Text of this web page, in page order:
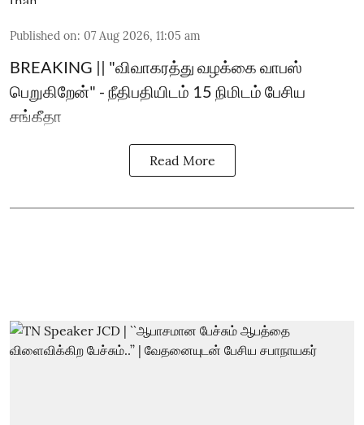
Published on: 07 Aug 2026, 11:05 am
BREAKING || "விவாகரத்து வழக்கை வாபஸ்
பெறுகிறேன்" - நீதிபதியிடம் 15 நிமிடம் பேசிய
சங்கீதா
Read More